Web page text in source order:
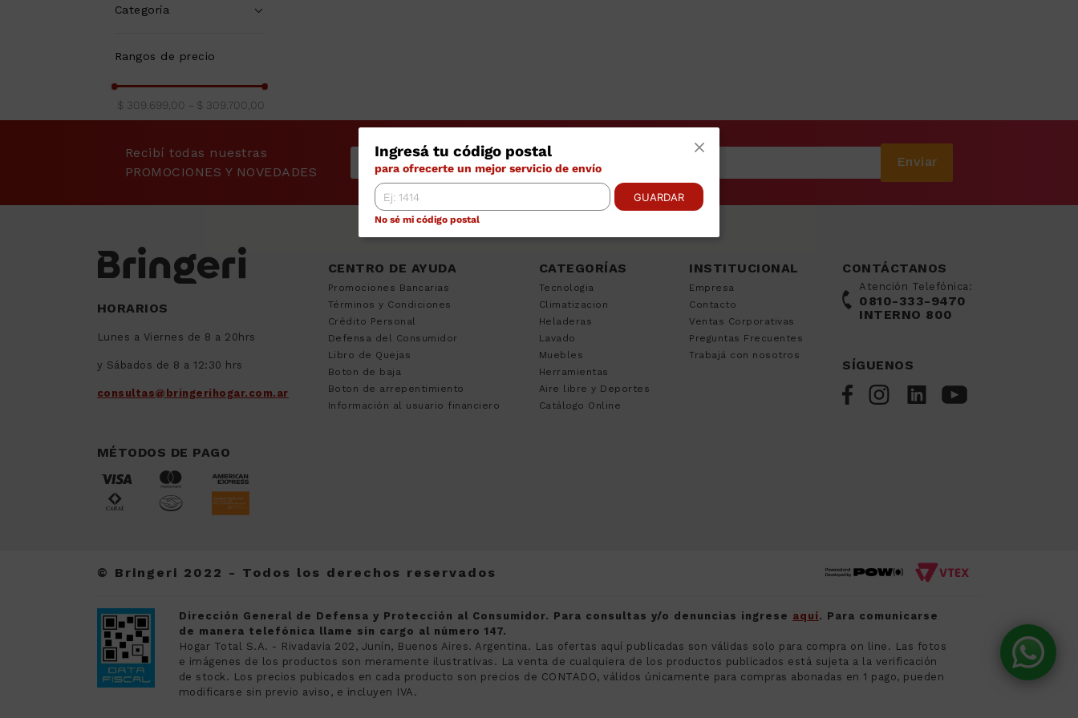
sommier
Categoría
Rangos de precio
$ 309.699,00 – $ 309.700,00
Recibí todas nuestras
PROMOCIONES Y NOVEDADES
Enviar
HORARIOS
Lunes a Viernes de 8 a 20hrs
y Sábados de 8 a 12:30 hrs
consultas@bringerihogar.com.ar
CENTRO DE AYUDA
Promociones Bancarias
Términos y Condiciones
Crédito Personal
Defensa del Consumidor
Libro de Quejas
Boton de baja
Boton de arrepentimiento
Información al usuario financiero
CATEGORÍAS
Tecnologia
Climatizacion
Heladeras
Lavado
Muebles
Herramientas
Aire libre y Deportes
Catálogo Online
INSTITUCIONAL
Empresa
Contacto
Ventas Corporativas
Preguntas Frecuentes
Trabajá con nosotros
CONTÁCTANOS
Atención Telefónica:
0810-333-9470
INTERNO 800
SÍGUENOS
MÉTODOS DE PAGO
© Bringeri 2022 - Todos los derechos reservados
Dirección General de Defensa y Protección al Consumidor. Para consultas y/o denuncias ingrese aquí. Para comunicarse
de manera telefónica llame sin cargo al número 147.
Hogar Total S.A. - Rivadavia 202, Junín, Buenos Aires. Argentina. Las ofertas aquí publicadas son válidas solo para compra on line. Las fotos
e imágenes de los productos son meramente ilustrativas. La venta de cualquiera de los productos publicados está sujeta a la verificación
de stock. Los precios pubicados en cada producto son precios de CONTADO, válidos únicamente para compras abonadas en 1 pago, pueden
modificarse sin previo aviso, e incluyen IVA.
Ingresá tu código postal
para ofrecerte un mejor servicio de envío
GUARDAR
No sé mi código postal